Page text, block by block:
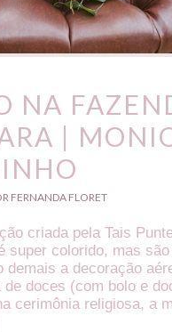
NA
|
FERNANDA FLORET
criada pela Tais
super colorido, mas
demais a decoração
de doces (com bolo e
cerimônia religiosa, a